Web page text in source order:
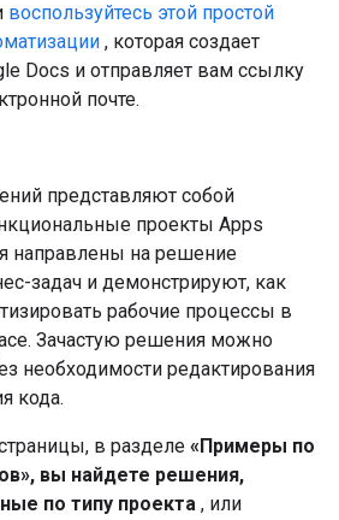
воспользуйтесь этой простой
, которая создает
Docs и отправляет вам ссылку
почте.
представляют собой
проекты Apps
направлены на решение
задач и демонстрируют, как
рабочие процессы в
Зачастую решения можно
необходимости редактирования
кода.
в разделе «Примеры по
вы найдете решения,
по типу проекта , или